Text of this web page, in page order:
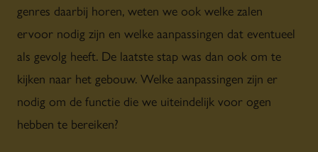
genres daarbij horen, weten we ook welke zalen
ervoor nodig zijn en welke aanpassingen dat eventueel
als gevolg heeft. De laatste stap was dan ook om te
kijken naar het gebouw. Welke aanpassingen zijn er
nodig om de functie die we uiteindelijk voor ogen
hebben te bereiken?